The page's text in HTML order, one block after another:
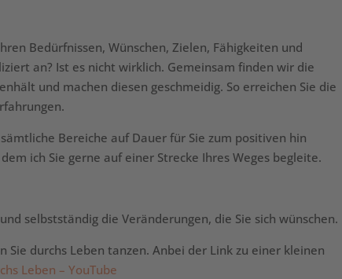
Bedürfnissen, Wünschen, Zielen, Fähigkeiten und
an? Ist es nicht wirklich. Gemeinsam finden wir die
und machen diesen geschmeidig. So erreichen Sie die
Bereiche auf Dauer für Sie zum positiven hin
ich Sie gerne auf einer Strecke Ihres Weges begleite.
selbstständig die Veränderungen, die Sie sich wünschen.
durchs Leben tanzen. Anbei der Link zu einer kleinen
Leben – YouTube